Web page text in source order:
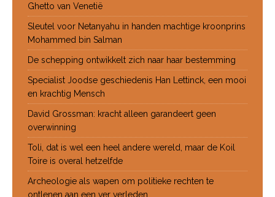
Ghetto van Venetië
Sleutel voor Netanyahu in handen machtige kroonprins
Mohammed bin Salman
De schepping ontwikkelt zich naar haar bestemming
Specialist Joodse geschiedenis Han Lettinck, een mooi
en krachtig Mensch
David Grossman: kracht alleen garandeert geen
overwinning
Toli, dat is wel een heel andere wereld, maar de Koil
Toire is overal hetzelfde
Archeologie als wapen om politieke rechten te
ontlenen aan een ver verleden